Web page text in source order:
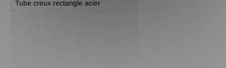
Tube creux rectangle acier